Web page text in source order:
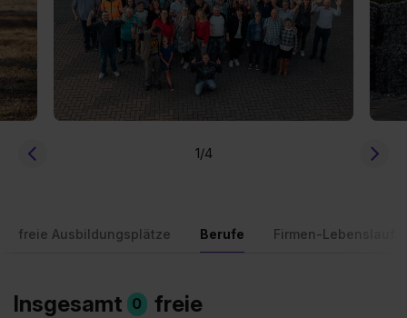
1/4
freie Ausbildungsplätze Berufe Firmen-Lebenslauf
Insgesamt 0
freie